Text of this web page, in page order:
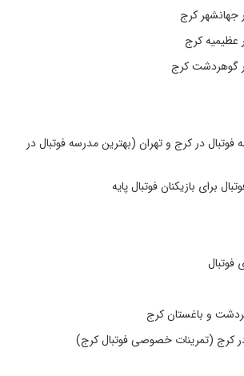
جهانشهر کرج
عظیمیه کرج
گوهردشت کرج
فوتبال در کرج و تهران (بهترین مدرسه فوتبال در
برای بازیکنان فوتبال پایه
فوتبال
و باغستان کرج
کرج (تمرینات خصوصی فوتبال کرج)